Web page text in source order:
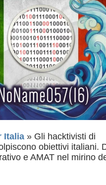
Italia » Gli hacktivisti di
obiettivi italiani.
e AMAT nel mirino